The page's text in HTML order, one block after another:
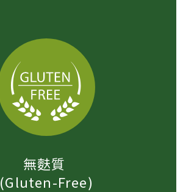
無麩質
(Gluten-Free)